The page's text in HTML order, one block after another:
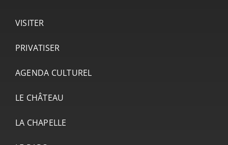
VISITER
PRIVATISER
AGENDA CULTUREL
LE CHÂTEAU
LA CHAPELLE